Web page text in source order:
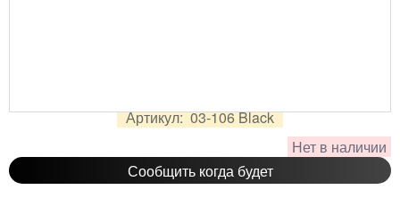
Артикул:03-106 Black
Нет в наличии
Сообщить когда будет